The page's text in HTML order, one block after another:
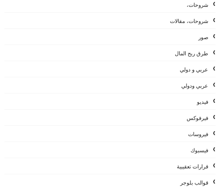
شروحات،
شروحات، مقالات
صور
طرق ربح المال
عربي و دولي
عربي ودولي
فيديو
فيرفوكس
فيروسات
فيسبوك
قرارات تعقيبية
قوالب بلوجر